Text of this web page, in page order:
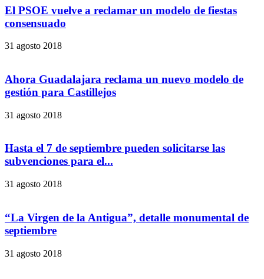
El PSOE vuelve a reclamar un modelo de fiestas
consensuado
31 agosto 2018
Ahora Guadalajara reclama un nuevo modelo de
gestión para Castillejos
31 agosto 2018
Hasta el 7 de septiembre pueden solicitarse las
subvenciones para el...
31 agosto 2018
“La Virgen de la Antigua”, detalle monumental de
septiembre
31 agosto 2018